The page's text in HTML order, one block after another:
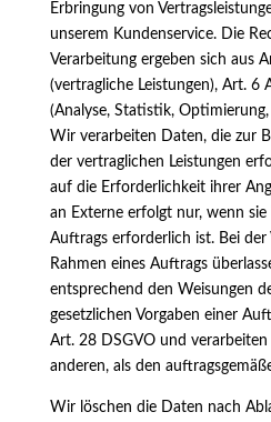
Erbringung von
unserem Kundenservice. Die
Verarbeitung ergeben sich aus
(vertragliche Leistungen), Art. 6
(Analyse, Statistik,
Wir verarbeiten Daten, die zur
der vertraglichen Leistungen
auf die Erforderlichkeit ihrer
an Externe erfolgt nur, wenn sie
Auftrags erforderlich ist. Bei der
Rahmen eines Auftrags
entsprechend den Weisungen
gesetzlichen Vorgaben einer
Art. 28 DSGVO und
anderen, als den
Wir löschen die Daten nach